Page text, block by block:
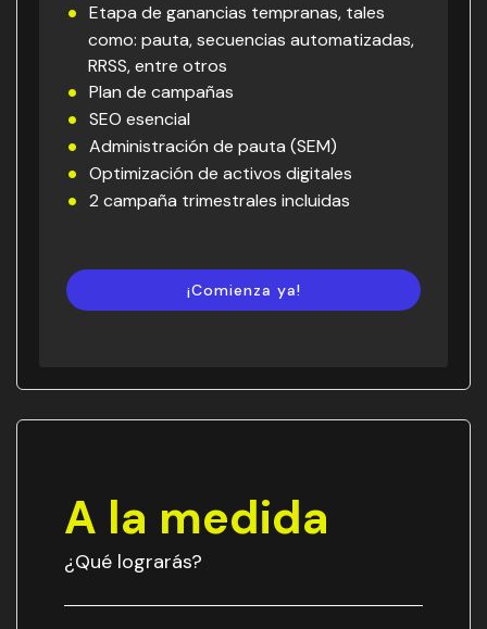
Etapa de ganancias tempranas, tales
como: pauta, secuencias automatizadas,
RRSS, entre otros
Plan de campañas
SEO esencial
Administración de pauta (SEM)
Optimización de activos digitales
2 campaña trimestrales incluidas
¡Comienza ya!
A la medida
¿Qué lograrás?